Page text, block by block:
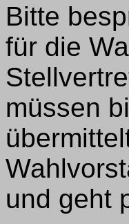
Bitte
für die
müssen
und geht